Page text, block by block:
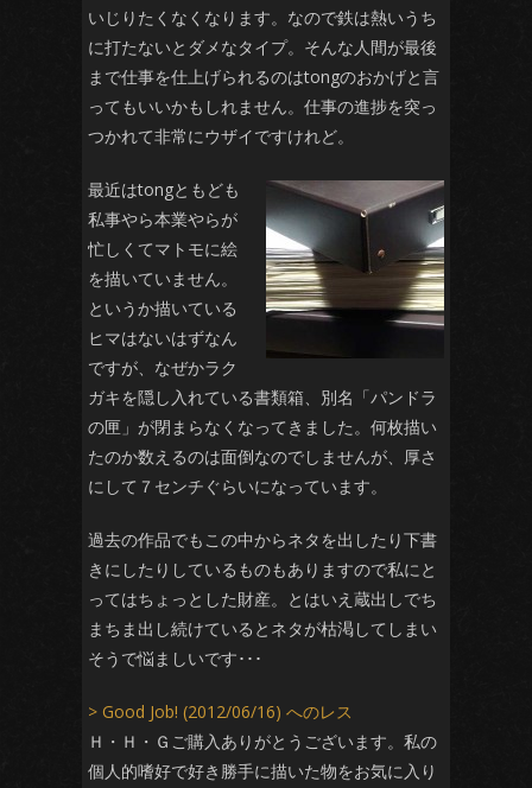
いじりたくなくなります。なので鉄は熱いうち
に打たないとダメなタイプ。そんな人間が最後
まで仕事を仕上げられるのはtongのおかげと言
ってもいいかもしれません。仕事の進捗を突っ
つかれて非常にウザイですけれど。
最近はtongともども
私事やら本業やらが
忙しくてマトモに絵
を描いていません。
というか描いている
ヒマはないはずなん
ですが、なぜかラク
ガキを隠し入れている書類箱、別名「パンドラ
の匣」が閉まらなくなってきました。何枚描い
たのか数えるのは面倒なのでしませんが、厚さ
にして７センチぐらいになっています。
過去の作品でもこの中からネタを出したり下書
きにしたりしているものもありますので私にと
ってはちょっとした財産。とはいえ蔵出しでち
まちま出し続けているとネタが枯渇してしまい
そうで悩ましいです･･･
> Good Job! (2012/06/16) へのレス
Ｈ・Ｈ・Ｇご購入ありがとうございます。私の
個人的嗜好で好き勝手に描いた物をお気に入り